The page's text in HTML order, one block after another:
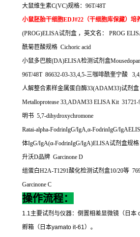
大鼠维生素C(VC)规格： 96T/48T
小鼠胚胎干细胞EDJ#22 （干细胞库保藏）培
(PROG)ELISA试剂盒 ，英文名： PROG
酰菊苣酸规格 Cichoric acid
小鼠多巴胺(DA)ELISA检测试剂盒
96T/48T 86632-03-33,4,5-三咖啡酰奎宁酸
人解整合素样金属蛋白酶33(ADAM33)试剂盒
Metalloprotease 33,ADAM33 ELISA Kit 31721-
明书 5,7-dihydroxychromone
Ratai-alpha-FodrinIgG/IgA,α-FodrinIgG/
体IgG/IgA(α-FodrinIgG/IgA)ELISA试剂盒规格
升沃D品牌 Garcinone D
组蛋白H2A-T1291酸化检测试剂盒10/20等
Garcinone C
操作流程：
1.1主要试剂与仪器：倒置相差显微镜（日本
孵箱（日本yamato it-61）。